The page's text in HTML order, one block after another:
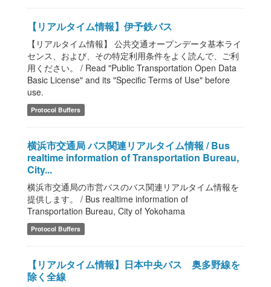
【リアルタイム情報】伊予鉄バス
【リアルタイム情報】 公共交通オープンデータ基本ライ
センス、および、その特定利用条件をよく読んで、ご利
用ください。 / Read "Public Transportation Open Data
Basic License" and its "Specific Terms of Use" before
use.
Protocol Buffers
横浜市交通局 バス関連リアルタイム情報 / Bus
realtime information of Transportation Bureau,
City...
横浜市交通局の市営バスのバス関連リアルタイム情報を
提供します。 / Bus realtime information of
Transportation Bureau, City of Yokohama
Protocol Buffers
【リアルタイム情報】日本中央バス 奥多野線を
除く全線